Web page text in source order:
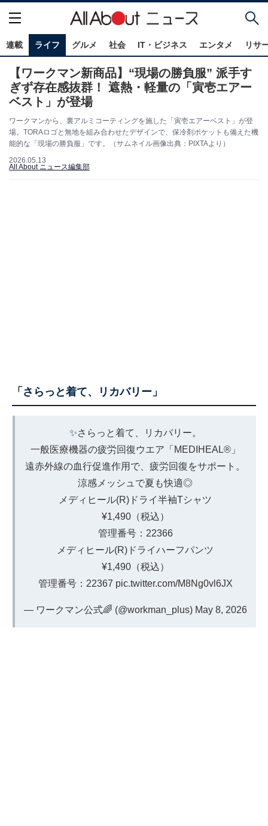
連載 ライフ グルメ 社会 IT・ビジネス エンタメ リサ
【ワークマン新商品】“現場の勝負服” 派手す
ぎず存在感抜群！ 遮熱・軽量の「寅壱エアー
ベスト」が登場
ワークマンから、裏アルミコーティングを施した「寅壱エアーベスト」が登
場。TORAロゴと無地を組み合わせたデザインで、保冷剤ポケットも備えた機
能的な「現場の勝負服」です。（サムネイル画像出典：PIXTAより）
2026.05.13
All About ニュース編集部
「さらっと着て、リカバリー」
✨さらっと着て、リカバリー。
一般医療機器の疲労回復ウエア「MEDIHEAL®」
遠赤外線の血行促進作用で、疲労回復をサポート。
涼感メッシュで夏も快適◎
メディヒール(R)ドライ半袖Tシャツ
¥1,490（税込）
管理番号：22366
メディヒール(R)ドライハーフパンツ
¥1,490（税込）
管理番号：22367 pic.twitter.com/M8Ng0vl6JX
— ワークマン公式🌈 (@workman_plus) May 8, 2026